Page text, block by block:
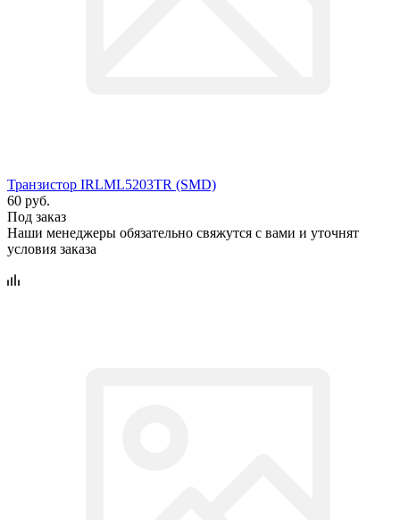
Транзистор IRLML5203TR (SMD)
60 руб.
Под заказ
Наши менеджеры обязательно свяжутся с вами и уточнят
условия заказа